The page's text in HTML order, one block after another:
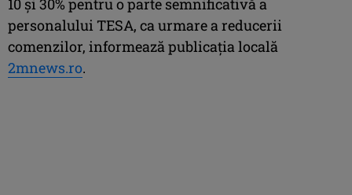
10 și 30% pentru o parte semnificativă a
personalului TESA, ca urmare a reducerii
comenzilor, informează publicația locală
2mnews.ro.